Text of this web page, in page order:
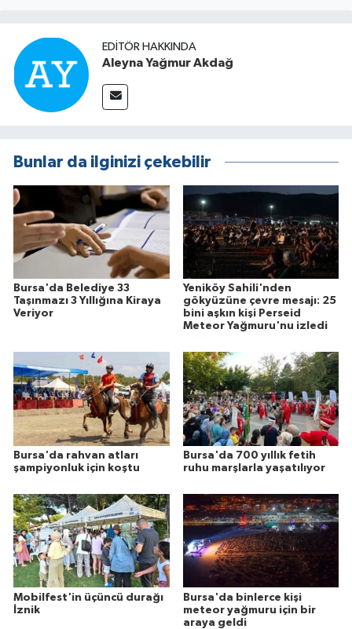
EDITÖR HAKKINDA
Aleyna Yağmur Akdağ
Bunlar da ilginizi çekebilir
Bursa'da Belediye 33
Taşınmazı 3 Yıllığına Kiraya
Veriyor
Yeniköy Sahili'nden
gökyüzüne çevre mesajı: 25
bini aşkın kişi Perseid
Meteor Yağmuru'nu izledi
Bursa'da rahvan atları
şampiyonluk için koştu
Bursa'da 700 yıllık fetih
ruhu marşlarla yaşatılıyor
Mobilfest'in üçüncü durağı
İznik
Bursa'da binlerce kişi
meteor yağmuru için bir
araya geldi